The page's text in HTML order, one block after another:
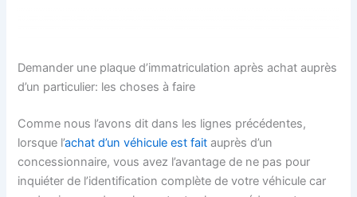
Demander une plaque d’immatriculation après achat auprès
d’un particulier: les choses à faire
Comme nous l’avons dit dans les lignes précédentes,
lorsque l’achat d’un véhicule est fait auprès d’un
concessionnaire, vous avez l’avantage de ne pas pour
inquiéter de l’identification complète de votre véhicule car